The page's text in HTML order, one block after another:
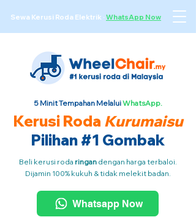
Sewa Kerusi Roda Elektrik · WhatsApp Now
5 Minit Tempahan MelaluiWhatsApp.
Kerusi Roda Kurumaisu
Pilihan #1 Gombak
Beli kerusi roda ringan dengan harga terbaloi.
Dijamin 100% kukuh & tidak melekit badan.
Whatsapp Now